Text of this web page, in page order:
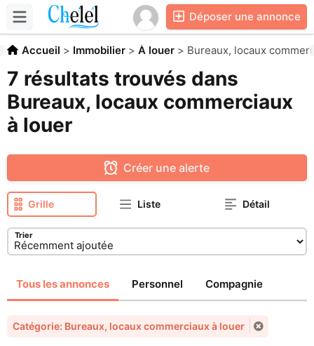
Déposer une annonce
Accueil > Immobilier > À louer > Bureaux, locaux
7 résultats trouvés dans
Bureaux, locaux commerciaux
à louer
Créer une alerte
Grille Liste Détail
Trier
Tous les annonces Personnel Compagnie
Catégorie: Bureaux, locaux commerciaux à louer